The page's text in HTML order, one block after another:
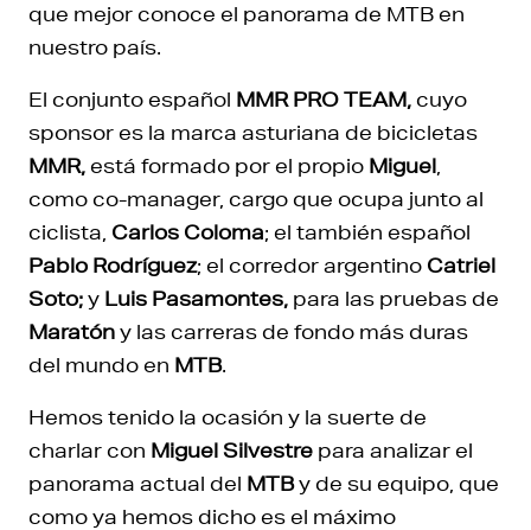
que mejor conoce el panorama de MTB en
nuestro país.
El conjunto español MMR PRO TEAM,cuyo
sponsor es la marca asturiana de bicicletas
MMR,está formado por el propio Miguel
como co-manager, cargo que ocupa junto al
ciclista, Carlos Coloma; el también español
Pablo Rodríguez; el corredor argentino Catriel
Soto;y Luis Pasamontes, para las pruebas de
Maratóny las carreras de fondo más duras
del mundo en MTB.
Hemos tenido la ocasión y la suerte de
charlar con Miguel Silvestre para analizar el
panorama actual del MTBy de su equipo, que
como ya hemos dicho es el máximo